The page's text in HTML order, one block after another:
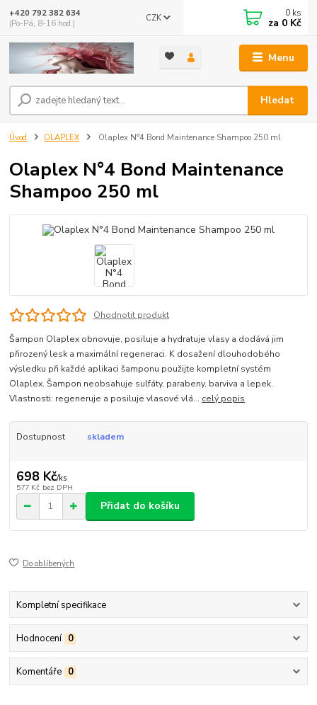
Menu
CZK
Hledat
+420 792 382 634
(Po-Pá, 8-16 hod.)
0 ks
za 0 Kč
Úvod OLAPLEX Olaplex N°4 Bond Maintenance Shampoo 250 ml
Olaplex N°4 Bond Maintenance
Shampoo 250 ml
Ohodnotit produkt
Šampon Olaplex obnovuje, posiluje a hydratuje vlasy a dodává jim
přirozený lesk a maximální regeneraci. K dosažení dlouhodobého
výsledku při každé aplikaci šamponu použijte kompletní systém
Olaplex. Šampon neobsahuje sulfáty, parabeny, barviva a lepek.
Vlastnosti: regeneruje a posiluje vlasové vlá... celý popis
Dostupnost skladem
698 Kč/ks
577 Kč bez DPH
Přidat do košíku
Do oblíbených
Kompletní specifikace
Hodnocení 0
Komentáře 0